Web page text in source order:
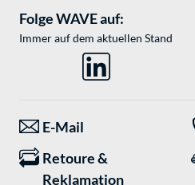
Folge WAVE auf:
Immer auf dem aktuellen Stand
E-Mail
Retoure &
Reklamation